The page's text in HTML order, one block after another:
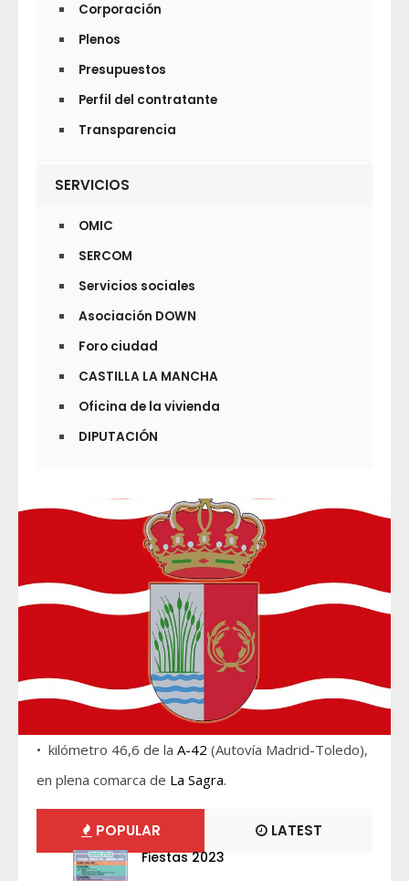
Corporación
Plenos
Presupuestos
Perfil del contratante
Transparencia
SERVICIOS
OMIC
SERCOM
Servicios sociales
Asociación DOWN
Foro ciudad
CASTILLA LA MANCHA
Oficina de la vivienda
DIPUTACIÓN
• kilómetro 46,6 de la A-42 (Autovía Madrid-Toledo),
en plena comarca de La Sagra.
POPULAR LATEST
Fiestas 2023